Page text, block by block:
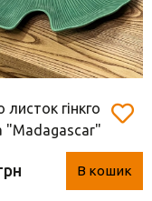
гінкго
"Madagascar"
( Easy Life,
В кошик